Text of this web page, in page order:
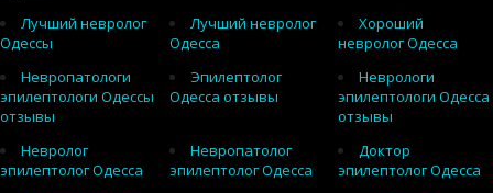
Лучший невролог
Одессы
Лучший невролог
Одесса
Хороший
невролог Одесса
Невропатологи
эпилептологи Одессы
отзывы
Эпилептолог
Одесса отзывы
Неврологи
эпилептологи Одесса
отзывы
Невролог
эпилептолог Одесса
Невропатолог
эпилептолог Одесса
Доктор
эпилептолог Одесса